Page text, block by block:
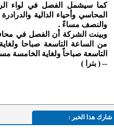
كما سيشمل الفصل في لواء
المحاسي وأحياء الدالية
والنصف مساءً .
وبينت الشركة أن الفصل في
من الساعة التاسعة صباحا
التاسعة صباحاً ولغاية الخامسة
-- ( بترا )
شارك هذا الخبر :